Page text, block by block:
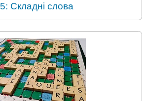
5: Складні слова